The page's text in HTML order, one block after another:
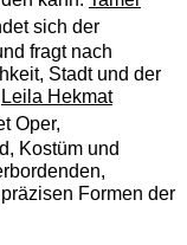
sich der
fragt nach
Stadt und der
Leila Hekmat
Oper,
Kostüm und
Formen der